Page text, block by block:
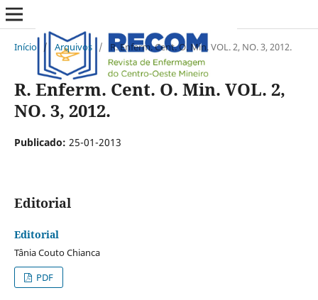
Início / Arquivos / R. Enferm. Cent. O. Min. VOL. 2, NO. 3, 2012.
R. Enferm. Cent. O. Min. VOL. 2,
NO. 3, 2012.
Publicado: 25-01-2013
Editorial
Editorial
Tânia Couto Chianca
PDF